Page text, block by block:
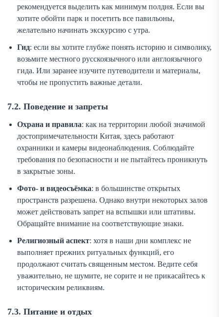
рекомендуется выделить как минимум полдня. Если вы
хотите обойти парк и посетить все павильоны,
желательно начинать экскурсию с утра.
Гид: если вы хотите глубже понять историю и символику,
возьмите местного русскоязычного или англоязычного
гида. Или заранее изучите путеводители и материалы,
чтобы не пропустить важные детали.
7.2. Поведение и запреты
Охрана и правила: как на территории любой значимой
достопримечательности Китая, здесь работают
охранники и камеры видеонаблюдения. Соблюдайте
требования по безопасности и не пытайтесь проникнуть
в закрытые зоны.
Фото- и видеосъёмка: в большинстве открытых
пространств разрешена. Однако внутри некоторых залов
может действовать запрет на вспышки или штативы.
Обращайте внимание на соответствующие знаки.
Религиозный аспект: хотя в наши дни комплекс не
выполняет прежних ритуальных функций, его
продолжают считать священным местом. Ведите себя
уважительно, не шумите, не сорите и не прикасайтесь к
историческим реликвиям.
7.3. Питание и отдых